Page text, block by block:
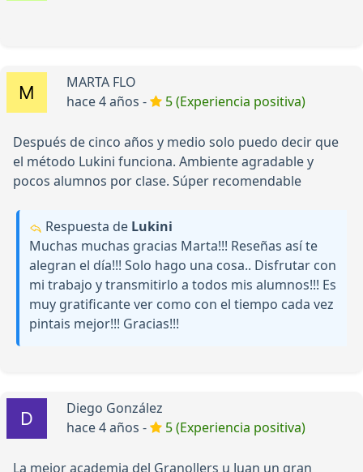
MARTA FLO
hace 4 años -
5 (Experiencia positiva)
Después de cinco años y medio solo puedo decir que
el método Lukini funciona. Ambiente agradable y
pocos alumnos por clase. Súper recomendable
Respuesta de Lukini
Muchas muchas gracias Marta!!! Reseñas así te
alegran el día!!! Solo hago una cosa.. Disfrutar con
mi trabajo y transmitirlo a todos mis alumnos!!! Es
muy gratificante ver como con el tiempo cada vez
pintais mejor!!! Gracias!!!
Diego González
hace 4 años -
5 (Experiencia positiva)
La mejor academia del Granollers u Juan un gran